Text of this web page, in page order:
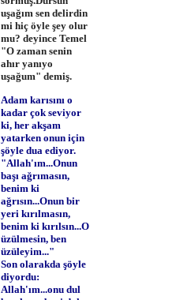
uşağım sen delirdin
mi hiç öyle şey olur
mu? deyince Temel
"O zaman senin
ahır yanıyo
uşağum" demiş.
Adam karısını o
kadar çok seviyor
ki, her akşam
yatarken onun için
şöyle dua ediyor.
"Allah'ım...Onun
başı ağrımasın,
benim ki
ağrısın...Onun bir
yeri kırılmasın,
benim ki kırılsın...O
üzülmesin, ben
üzüleyim..."
Son olarakda şöyle
diyordu:
Allah'ım...onu dul